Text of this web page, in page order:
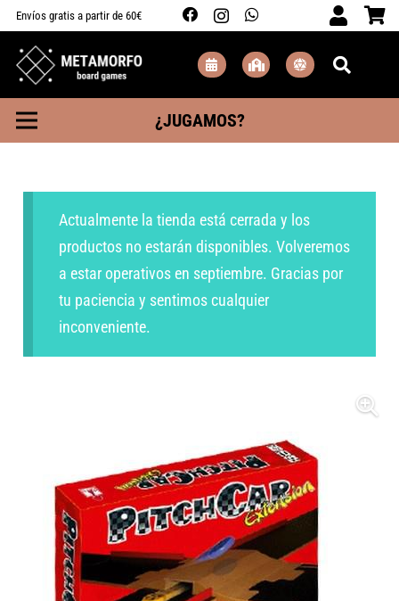
Envíos gratis a partir de 60€
¿JUGAMOS?
Actualmente la tienda está cerrada y los
productos no estarán disponibles. Volveremos
a estar operativos en septiembre. Gracias por
tu paciencia y sentimos cualquier
inconveniente.